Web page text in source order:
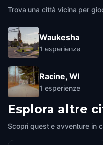
Trova una città vicina per
Waukesha
1 esperienze
Racine, WI
1 esperienze
Esplora altre
Scopri quest e avventure in